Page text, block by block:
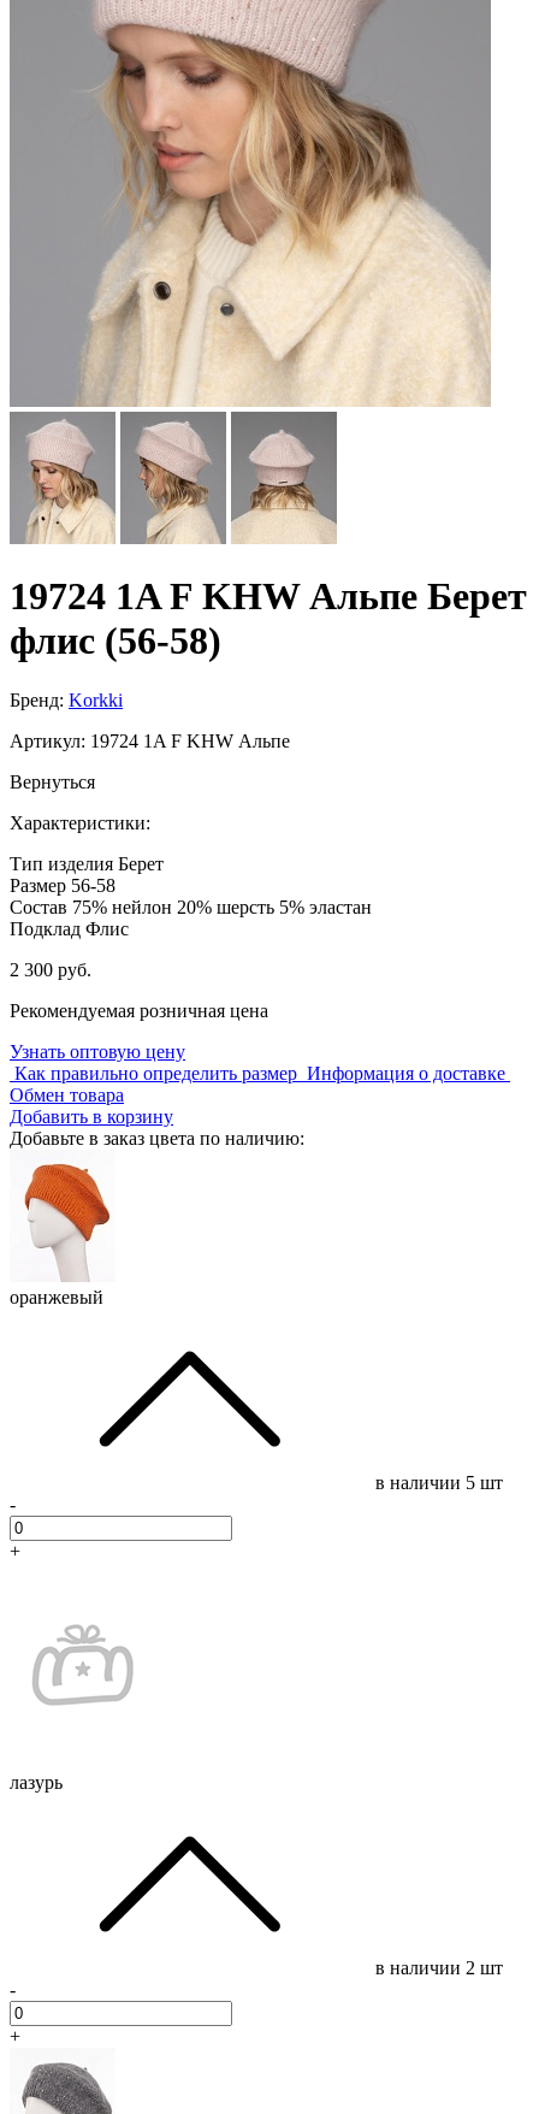
19724 1A F KHW Альпе Берет
флис (56-58)
Бренд: Korkki
Артикул: 19724 1A F KHW Альпе
Вернуться
Характеристики:
Тип изделия Берет
Размер 56-58
Состав 75% нейлон 20% шерсть 5% эластан
Подклад Флис
2 300 руб.
Рекомендуемая розничная цена
Узнать оптовую цену
Как правильно определить размер Информация о доставке
Обмен товара
Добавить в корзину
Добавьте в заказ цвета по наличию:
оранжевый
в наличии 5 шт
-
+
лазурь
в наличии 2 шт
-
+